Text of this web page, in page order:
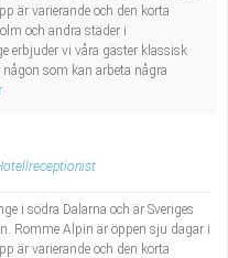
är varierande och den korta
och andra städer i
erbjuder vi våra gäster klassisk
som kan arbeta några
i södra Dalarna och är Sveriges
Romme Alpin är öppen sju dagar i
är varierande och den korta